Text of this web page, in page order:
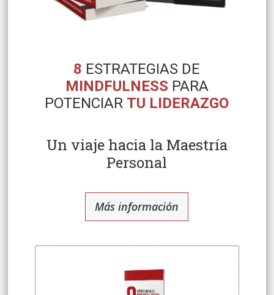
8 ESTRATEGIAS DE
MINDFULNESS PARA
POTENCIAR TU LIDERAZGO
Un viaje hacia la Maestría
Personal
Más información